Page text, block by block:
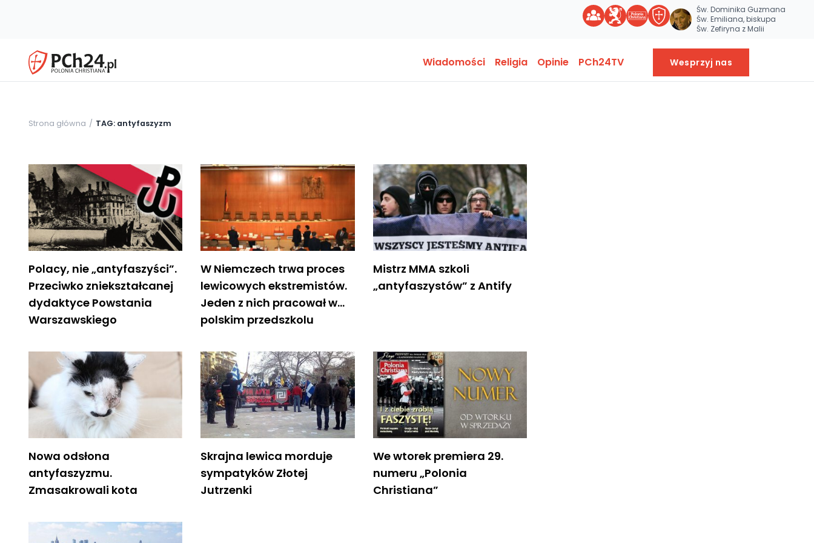
Św. Dominika Guzmana
Św. Emiliana, biskupa
Św. Zefiryna z Malii
Wiadomości Religia Opinie PCh24TV Wesprzyj nas
Strona główna TAG: antyfaszyzm
Polacy, nie „antyfaszyści”.
Przeciwko zniekształcanej
dydaktyce Powstania
Warszawskiego
W Niemczech trwa proces
lewicowych ekstremistów.
Jeden z nich pracował w…
polskim przedszkolu
Mistrz MMA szkoli
„antyfaszystów” z Antify
Nowa odsłona
antyfaszyzmu.
Zmasakrowali kota
Skrajna lewica morduje
sympatyków Złotej
Jutrzenki
We wtorek premiera 29.
numeru „Polonia
Christiana”